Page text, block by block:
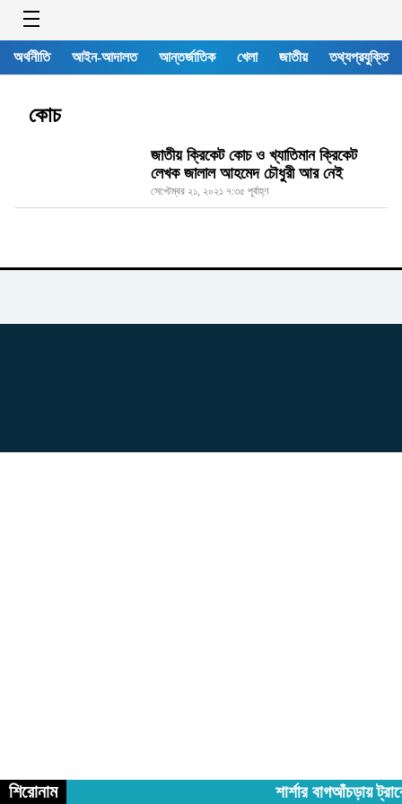
অর্থনীতি আইন-আদালত আন্তর্জাতিক খেলা জাতীয় তথ্যপ্রযুক্তি
কোচ
জাতীয় ক্রিকেট কোচ ও খ্যাতিমান ক্রিকেট
লেখক জালাল আহমেদ চৌধুরী আর নেই
সেপ্টেম্বর ২১, ২০২১ ৭:৩৫ পূর্বাহ্ণ
শিরোনাম শার্শার বাগআঁচড়ায়